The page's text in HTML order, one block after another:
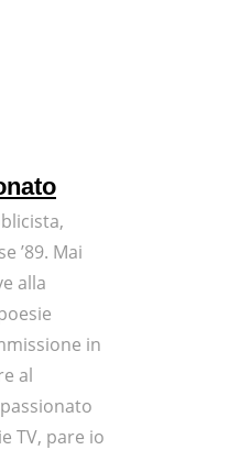
’89. Mai
alla
in
al
TV, pare io